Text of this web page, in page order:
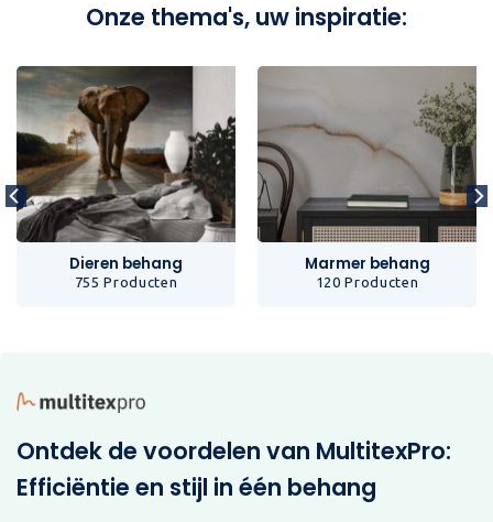
Onze thema's, uw inspiratie:
Dieren behang
755 Producten
Marmer behang
120 Producten
Ontdek de voordelen van MultitexPro:
Efficiëntie en stijl in één behang